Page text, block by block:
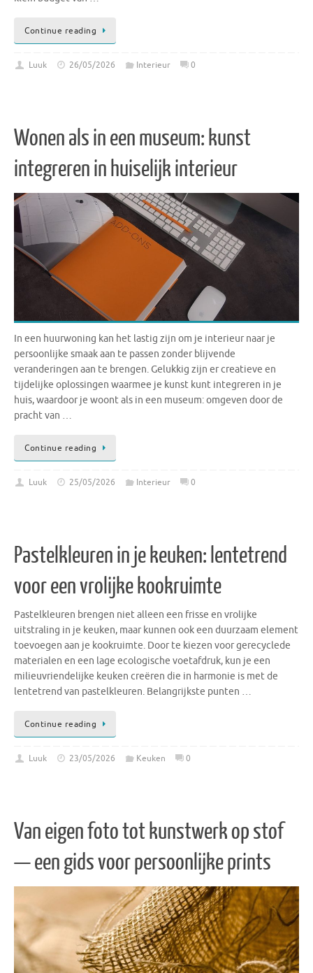
Continue reading
Luuk 26/05/2026 Interieur 0
Wonen als in een museum: kunst
integreren in huiselijk interieur
In een huurwoning kan het lastig zijn om je interieur naar je
persoonlijke smaak aan te passen zonder blijvende
veranderingen aan te brengen. Gelukkig zijn er creatieve en
tijdelijke oplossingen waarmee je kunst kunt integreren in je
huis, waardoor je woont als in een museum: omgeven door de
pracht van …
Continue reading
Luuk 25/05/2026 Interieur 0
Pastelkleuren in je keuken: lentetrend
voor een vrolijke kookruimte
Pastelkleuren brengen niet alleen een frisse en vrolijke
uitstraling in je keuken, maar kunnen ook een duurzaam element
toevoegen aan je kookruimte. Door te kiezen voor gerecyclede
materialen en een lage ecologische voetafdruk, kun je een
milieuvriendelijke keuken creëren die in harmonie is met de
lentetrend van pastelkleuren. Belangrijkste punten …
Continue reading
Luuk 23/05/2026 Keuken 0
Van eigen foto tot kunstwerk op stof
— een gids voor persoonlijke prints